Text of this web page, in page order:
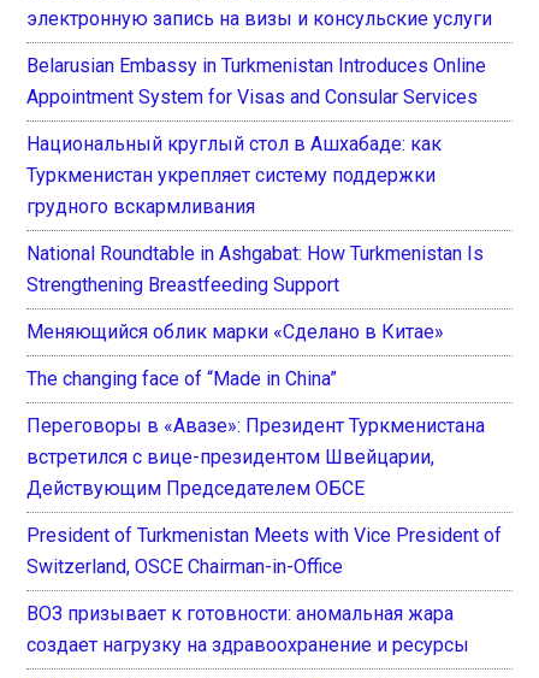
электронную запись на визы и консульские услуги
Belarusian Embassy in Turkmenistan Introduces Online
Appointment System for Visas and Consular Services
Национальный круглый стол в Ашхабаде: как
Туркменистан укрепляет систему поддержки
грудного вскармливания
National Roundtable in Ashgabat: How Turkmenistan Is
Strengthening Breastfeeding Support
Меняющийся облик марки «Сделано в Китае»
The changing face of “Made in China”
Переговоры в «Авазе»: Президент Туркменистана
встретился с вице-президентом Швейцарии,
Действующим Председателем ОБСЕ
President of Turkmenistan Meets with Vice President of
Switzerland, OSCE Chairman-in-Office
ВОЗ призывает к готовности: аномальная жара
создает нагрузку на здравоохранение и ресурсы